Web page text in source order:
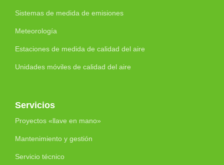
Sistemas de medida de emisiones
Meteorología
Estaciones de medida de calidad del aire
Unidades móviles de calidad del aire
Servicios
Proyectos «llave en mano»
Mantenimiento y gestión
Servicio técnico